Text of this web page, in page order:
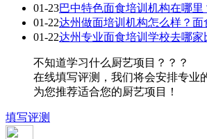
01-23巴中特色面食培训机构在哪里
01-22达州做面培训机构怎么样？面
01-22达州专业面食培训学校去哪家
不知道学习什么厨艺项目？？？
在线填写评测，我们将会安排专业
为您推荐适合您的厨艺项目！
填写评测